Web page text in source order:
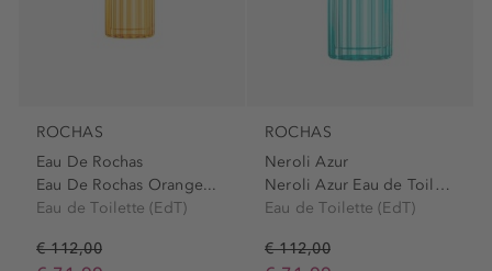
ROCHAS
Eau De Rochas
Eau De Rochas Orange...
Eau de Toilette (EdT)
€ 112,00
ROCHAS
Neroli Azur
Neroli Azur Eau de Toilette...
Eau de Toilette (EdT)
€ 112,00